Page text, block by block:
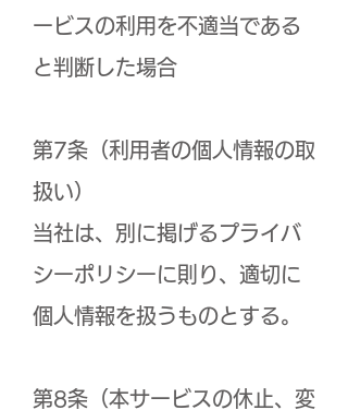
ービスの利用を不適当である
と判断した場合
第7条（利用者の個人情報の取
扱い）
当社は、別に掲げるプライバ
シーポリシーに則り、適切に
個人情報を扱うものとする。
第8条（本サービスの休止、変